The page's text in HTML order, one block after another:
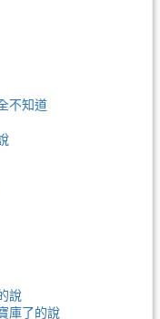
不知道
說
庫了的說